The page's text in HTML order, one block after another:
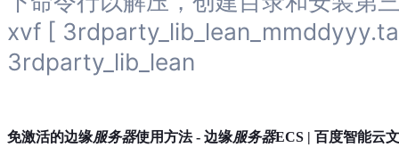
与
支
持
了
能
xvf [
3rdparty_lib_lean
免激活的边缘服务器使用方法 - 边缘服务器ECS | 百度智能云